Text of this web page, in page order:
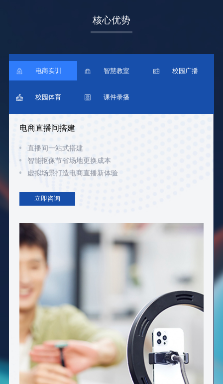
核心优势
电商实训 智慧教室 校园广播
校园体育 课件录播
电商直播间搭建
直播间一站式搭建
智能抠像节省场地更换成本
虚拟场景打造电商直播新体验
立即咨询